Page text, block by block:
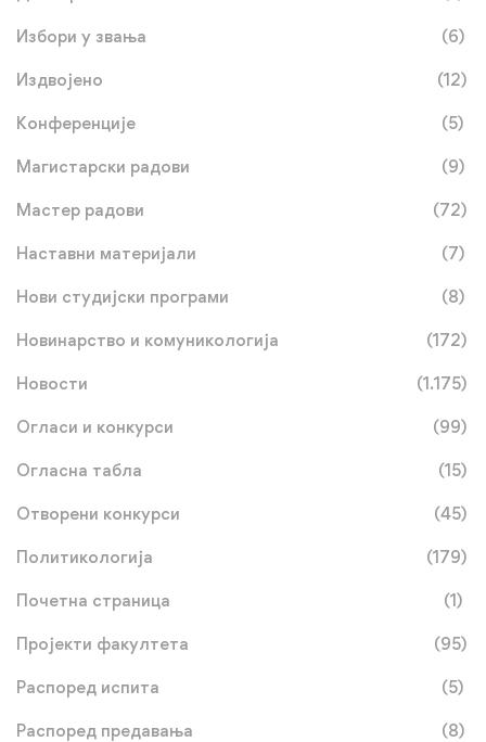
Избори у звања (6)
Издвојено (12)
Конференције (5)
Магистарски радови (9)
Мастер радови (72)
Наставни материјали (7)
Нови студијски програми (8)
Новинарство и комуникологија (172)
Новости (1.175)
Огласи и конкурси (99)
Огласна табла (15)
Отворени конкурси (45)
Политикологија (179)
Почетна страница (1)
Пројекти факултета (95)
Распоред испита (5)
Распоред предавања (8)